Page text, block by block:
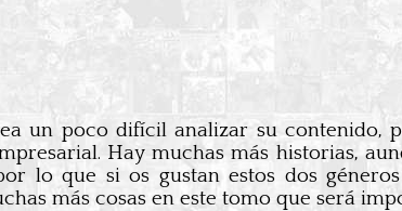
un poco difícil analizar su
Hay muchas más historias,
lo que si os gustan estos dos
más cosas en este tomo que será